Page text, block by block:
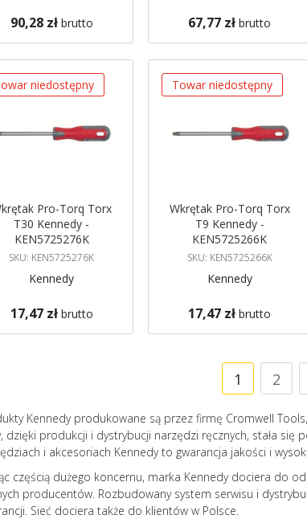
90,28 zł brutto
w magazynie
mnie
67,77 zł brutto
Brak w magazynie
Powiadom mnie
niedostępny
Pro-Torq Torx
T30 Kennedy -
KEN5725276K
SKU: KEN5725276K
Kennedy
17,47 zł brutto
w magazynie
Towar niedostępny
Wkrętak Pro-Torq Torx
T9 Kennedy -
KEN5725266K
SKU: KEN5725266K
Kennedy
17,47 zł brutto
Brak w magazynie
Aktualnie
1 2
Kennedy produkowane są przez firmę Cromwell
dzięki produkcji i dystrybucji narzędzi ręcznych, stała
i akcesoriach Kennedy to gwarancja jakości i
częścią dużego koncernu, marka Kennedy dociera do
producentów. Rozbudowany system serwisu i
Sieć dociera także do klientów w Polsce.